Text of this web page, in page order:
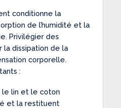
conditionne la
de l’humidité et la
Privilégier des
la dissipation de la
corporelle.
:
lin et le coton
et la restituent